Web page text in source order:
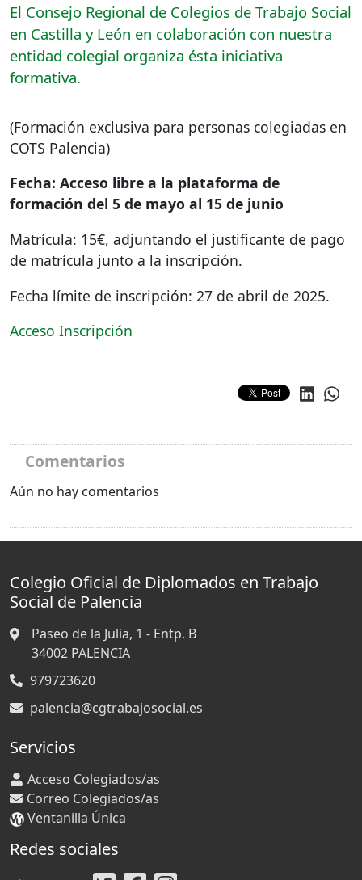
El Consejo Regional de Colegios de Trabajo Social
en Castilla y León en colaboración con nuestra
entidad colegial organiza ésta iniciativa
formativa.
(Formación exclusiva para personas colegiadas en
COTS Palencia)
Fecha: Acceso libre a la plataforma de
formación del 5 de mayo al 15 de junio
Matrícula: 15€, adjuntando el justificante de pago
de matrícula junto a la inscripción.
Fecha límite de inscripción: 27 de abril de 2025.
Acceso Inscripción
Comentarios
Aún no hay comentarios
Colegio Oficial de Diplomados en Trabajo
Social de Palencia
Paseo de la Julia, 1 - Entp. B
34002 PALENCIA
979723620
palencia@cgtrabajosocial.es
Servicios
Acceso Colegiados/as
Correo Colegiados/as
Ventanilla Única
Redes sociales